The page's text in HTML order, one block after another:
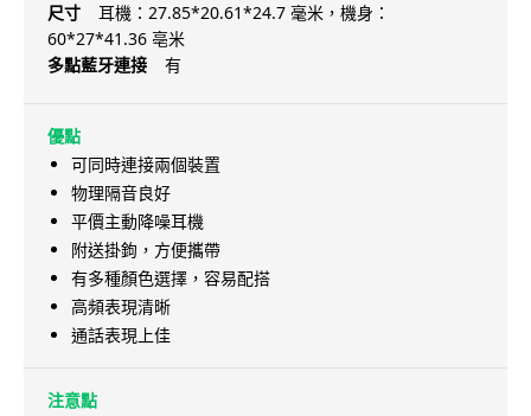
尺寸
耳機：27.85*20.61*24.7 毫米，機身：
60*27*41.36 亳米
多點藍牙連接
有
優點
可同時連接兩個裝置
物理隔音良好
平價主動降噪耳機
附送掛鉤，方便攜帶
有多種顏色選擇，容易配搭
高頻表現清晰
通話表現上佳
注意點